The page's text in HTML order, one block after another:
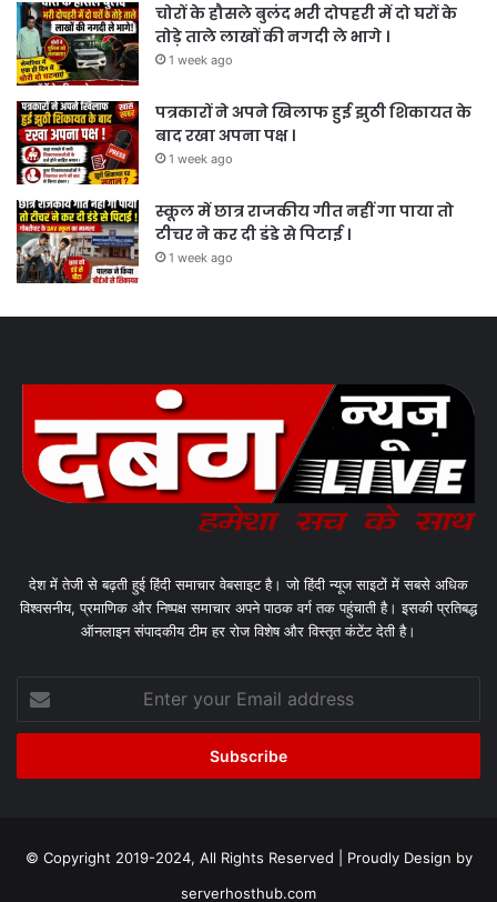
चोरों के हौसले बुलंद भरी दोपहरी में दो घरों के
तोड़े ताले लाखों की नगदी ले भागे ।
1 week ago
पत्रकारों ने अपने खिलाफ हुई झुठी शिकायत के
बाद रखा अपना पक्ष ।
1 week ago
स्कूल में छात्र राजकीय गीत नहीं गा पाया तो
टीचर ने कर दी डंडे से पिटाई ।
1 week ago
देश में तेजी से बढ़ती हुई हिंदी समाचार वेबसाइट है। जो हिंदी न्यूज साइटों में सबसे अधिक
विश्वसनीय, प्रमाणिक और निष्पक्ष समाचार अपने पाठक वर्ग तक पहुंचाती है। इसकी प्रतिबद्ध
ऑनलाइन संपादकीय टीम हर रोज विशेष और विस्तृत कंटेंट देती है।
your
Email
© Copyright 2019-2024, All Rights Reserved | Proudly Design by
serverhosthub.com